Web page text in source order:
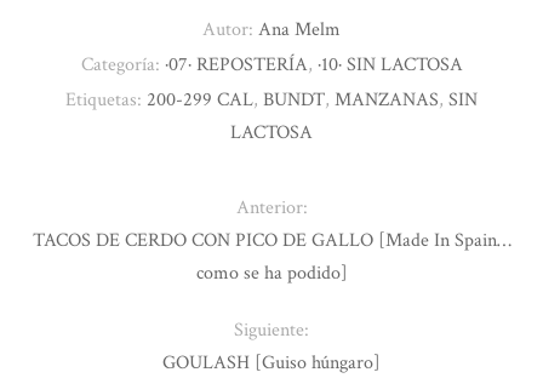
Autor: Ana Melm
Categoría: ·07· REPOSTERÍA, ·10· SIN LACTOSA
Etiquetas: 200-299 CAL, BUNDT, MANZANAS, SIN
LACTOSA
Anterior:
TACOS DE CERDO CON PICO DE GALLO [Made In Spain…
como se ha podido]
Siguiente:
GOULASH [Guiso húngaro]